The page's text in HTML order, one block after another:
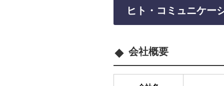
ヒト・コミュニケー
会社概要